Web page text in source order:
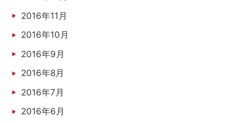
2016年11月
2016年10月
2016年9月
2016年8月
2016年7月
2016年6月